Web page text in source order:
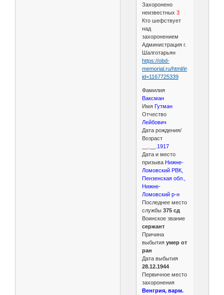
Захоронено
неизвестных 3
Кто шефствует
над
захоронением
Администрация г.
Шалготарьян
https://obd-
memorial.ru/html/info.htm?
id=1167725339
Фамилия
Ваксман
Имя Гутман
Отчество
Лейбович
Дата рождения/
Возраст
1917
Дата и место
призыва Нижне-
Ломовский РВК,
Пензенская обл.,
Нижне-
Ломовский р-н
Последнее место
службы375 сд
Воинское звание
сержант
Причина
выбытияумер от
ран
Дата выбытия
28.12.1944
Первичное место
захоронения
Венгрия, варм.